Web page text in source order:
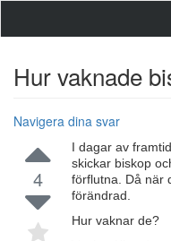
Hur vaknade
Navigera dina svar
4
I dagar av
skickar biskop
förflutna. Då när
förändrad.
Hur vaknar de?